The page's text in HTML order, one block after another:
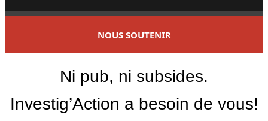
NOUS SOUTENIR
Ni pub, ni subsides.
Investig’Action a besoin de vous!